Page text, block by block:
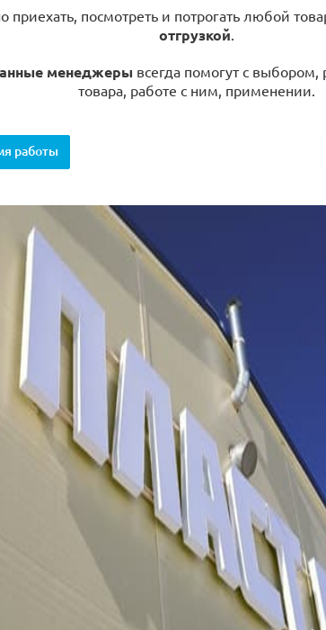
приехать, посмотреть и потрогать любой
отгрузкой.
менеджеры всегда помогут с выбором,
товара, работе с ним, применении.
работы